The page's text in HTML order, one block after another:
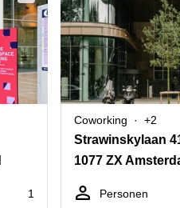
1
Coworking +2
Strawinskylaan
1077 ZX
Personen